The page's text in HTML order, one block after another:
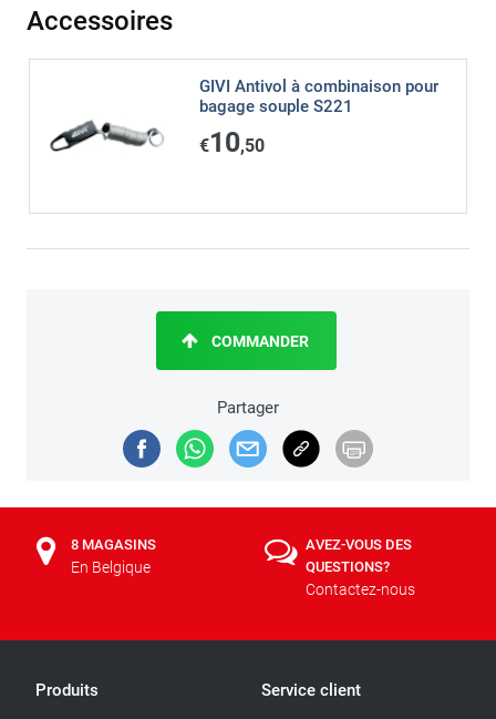
Accessoires
GIVI Antivol à combinaison pour
bagage souple S221
€10,50
Partager
COMMANDER
8 MAGASINS
En Belgique
AVEZ-VOUS DES
QUESTIONS?
Contactez-nous
Produits Service client